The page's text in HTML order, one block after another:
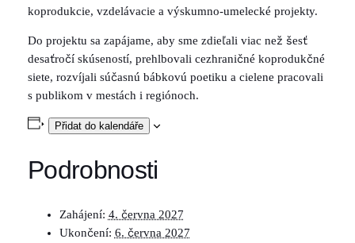
koprodukcie, vzdelávacie a výskumno-umelecké projekty.
Do projektu sa zapájame, aby sme zdieľali viac než šesť
desaťročí skúseností, prehlbovali cezhraničné koprodukčné
siete, rozvíjali súčasnú bábkovú poetiku a cielene pracovali
s publikom v mestách i regiónoch.
Přidat do kalendáře
Podrobnosti
Zahájení: 4. června 2027
Ukončení: 6. června 2027